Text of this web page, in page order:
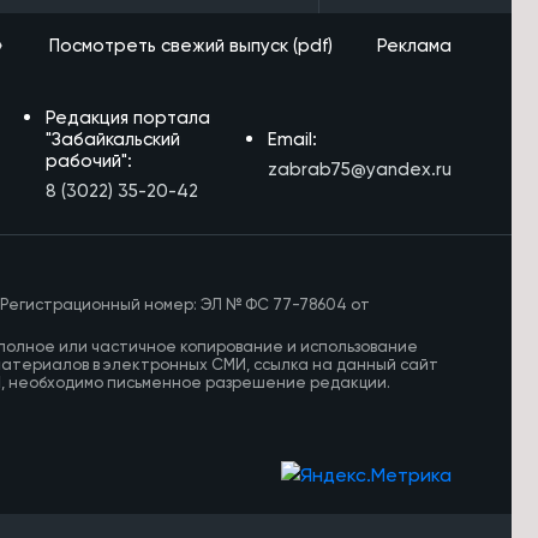
Посмотреть свежий выпуск (pdf) Реклама
Редакция портала
"Забайкальский
рабочий":
8 (3022) 35-20-42
Email:
zabrab75@yandex.ru
Регистрационный номер: ЭЛ № ФС 77-78604 от
или частичное копирование и использование
в электронных СМИ, ссылка на данный сайт
необходимо письменное разрешение редакции.